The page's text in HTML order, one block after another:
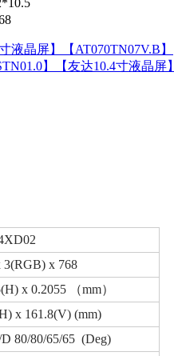
液晶屏】【AT070TN07V.B】
】【友达10.4寸液晶屏】
3(RGB) x 768
x 0.2055 （mm）
x 161.8(V) (mm)
80/80/65/65 (Deg)